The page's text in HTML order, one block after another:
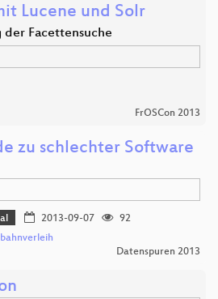
Lucene und Solr
der Facettensuche
FrOSCon 2013
zu schlechter Software
2013-09-07
92
Datenspuren 2013